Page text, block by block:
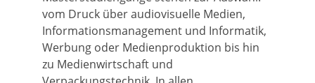
vom Druck über audiovisuelle Medien,
Informationsmanagement und Informatik,
Werbung oder Medienproduktion bis hin
zu Medienwirtschaft und